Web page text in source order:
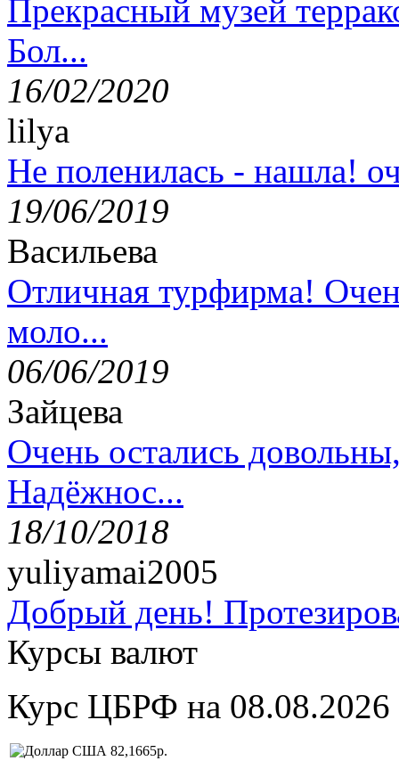
Прекрасный музей
Бол...
16/02/2020
lilya
Не поленилась - нашла!
19/06/2019
Васильева
Отличная турфирма!
моло...
06/06/2019
Зайцева
Очень остались
Надёжнос...
18/10/2018
yuliyamai2005
Добрый день!
Курсы валют
Курс ЦБРФ на 08.08.2026
82,1665р.